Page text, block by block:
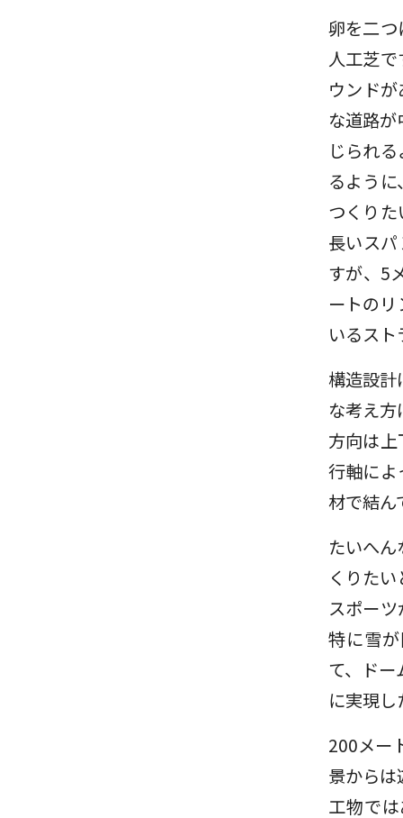
卵を二つ
人工芝
ウンド
な道路
じられ
るよう
つくり
長いス
すが、5
ートの
いるスト
構造設
な考え
方向は
行軸によ
材で結ん
たいへ
くりた
スポー
特に雪
て、ド
に実現し
200メー
景から
工物で